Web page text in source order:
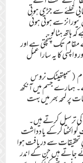
خلئے سے جڑی ہوتی
سے ہوتی ہوئی
ہاتھ ہٹالو ۔
مقام تک پہنچتی ہے اور
واپسی کا یہ سارا عمل
(سمپتھیٹک نروس
جسم میں آنکھ
پر لمحہ بھر میں بہت
کی ترسیل کرتے ہیں۔
تجربات کو اکٹھا کرکے یادداشت
تحقیقات سے دریافت ہوا
جاتے ہیں جن کے اندر